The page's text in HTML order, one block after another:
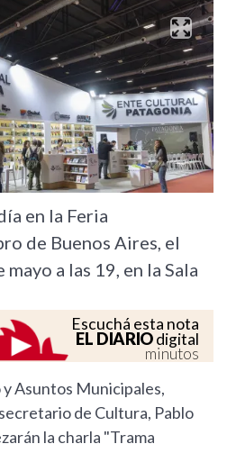
en la Feria
de Buenos Aires, el
a las 19, en la Sala
Escuchá esta nota
EL DIARIOdigital
minutos
Asuntos Municipales,
de Cultura, Pablo
la charla "Trama